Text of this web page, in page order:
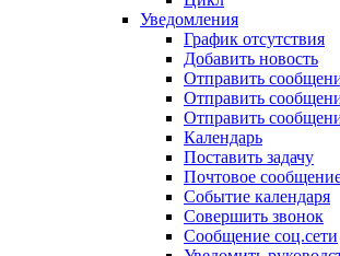
Уведомления
График отсутствия
Добавить новость
Отправить
Отправить
Отправить
Календарь
Поставить задачу
Почтовое
Событие календаря
Совершить звонок
Сообщение соц.сети